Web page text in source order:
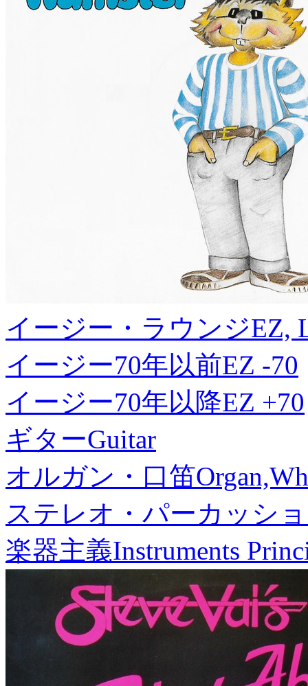
イージー・ラウンジEZ,
イージー70年以前EZ -70
イージー70年以降EZ +70
ギターGuitar
オルガン・口笛
ステレオ・パーカッシ
楽器主義Instruments